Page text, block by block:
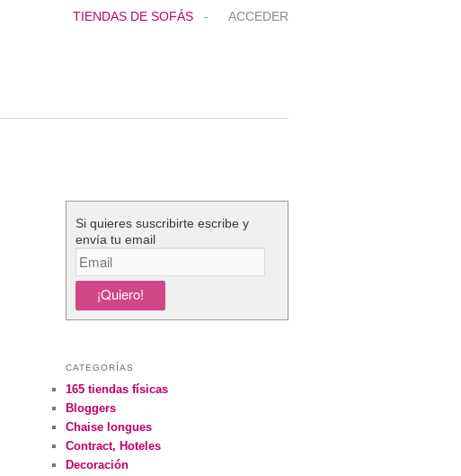
TIENDAS DE SOFÁS - ACCEDER
Si quieres suscribirte escribe y
envía tu email
CATEGORÍAS
165 tiendas físicas
Bloggers
Chaise longues
Contract, Hoteles
Decoración